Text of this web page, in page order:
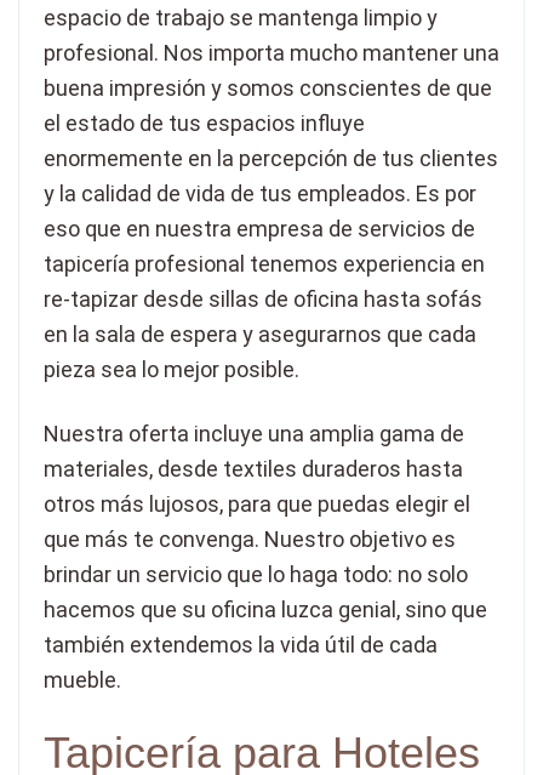
espacio de trabajo se mantenga limpio y
profesional. Nos importa mucho mantener una
buena impresión y somos conscientes de que
el estado de tus espacios influye
enormemente en la percepción de tus clientes
y la calidad de vida de tus empleados. Es por
eso que en nuestra empresa de servicios de
tapicería profesional tenemos experiencia en
re-tapizar desde sillas de oficina hasta sofás
en la sala de espera y asegurarnos que cada
pieza sea lo mejor posible.
Nuestra oferta incluye una amplia gama de
materiales, desde textiles duraderos hasta
otros más lujosos, para que puedas elegir el
que más te convenga. Nuestro objetivo es
brindar un servicio que lo haga todo: no solo
hacemos que su oficina luzca genial, sino que
también extendemos la vida útil de cada
mueble.
Tapicería para Hoteles